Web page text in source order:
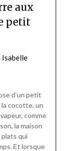
aux
petit
Isabelle
d’un petit
la cocotte, un
comme
la maison
plats qui
Et lorsque